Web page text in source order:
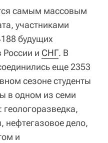
самым массовым
участниками
будущих
России и СНГ. В
еще 2353
сезоне студенты
в одном из семи
нефтегазовое дело,
и